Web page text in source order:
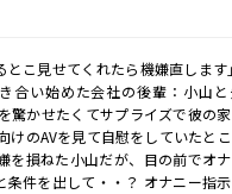
とこ見せてくれたら機嫌直しま
合い始めた会社の後輩：小山
驚かせたくてサプライズで彼の
けのAVを見て自慰をしていたと
を損ねた小山だが、目の前でオ
条件を出して・・？ オナニー指